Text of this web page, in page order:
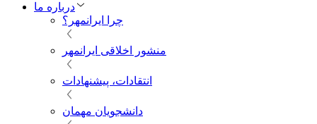
درباره ما
چرا ایرانمهر؟
منشور اخلاقی ایرانمهر
انتقادات، پیشنهادات
دانشجویان مهمان